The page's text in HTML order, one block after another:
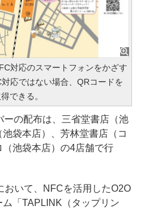
対応のスマートフォンをかざす
応ではない場合、QRコードを
できる。
の配布は、三省堂書店（池
袋本店）、芳林堂書店（コ
池袋本店）の4店舗で行
いて、NFCを活用したO2O
「TAPLINK（タップリン